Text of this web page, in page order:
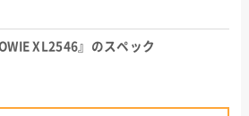
XL2546』のスペック